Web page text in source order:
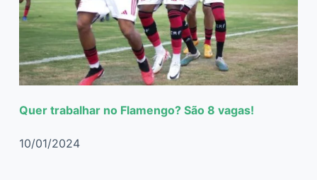
Quer trabalhar no Flamengo? São 8 vagas!
10/01/2024